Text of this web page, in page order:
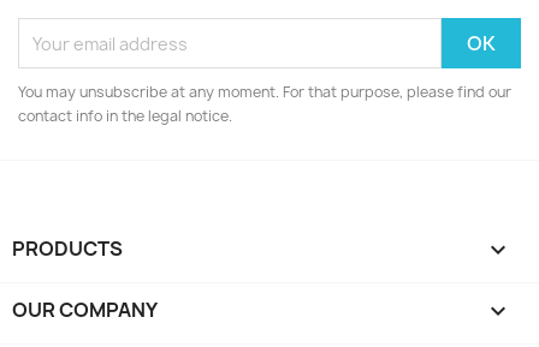
You may unsubscribe at any moment. For that purpose, please find our
contact info in the legal notice.
PRODUCTS 
OUR COMPANY 